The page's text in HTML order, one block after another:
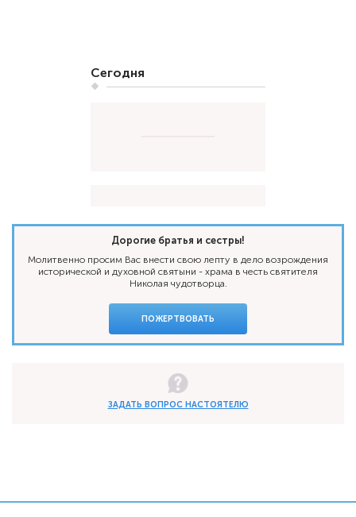
Сегодня
Дорогие братья и сестры!
Молитвенно просим Вас внести свою лепту в дело возрождения
исторической и духовной святыни - храма в честь святителя
Николая чудотворца.
ПОЖЕРТВОВАТЬ
ЗАДАТЬ ВОПРОС НАСТОЯТЕЛЮ